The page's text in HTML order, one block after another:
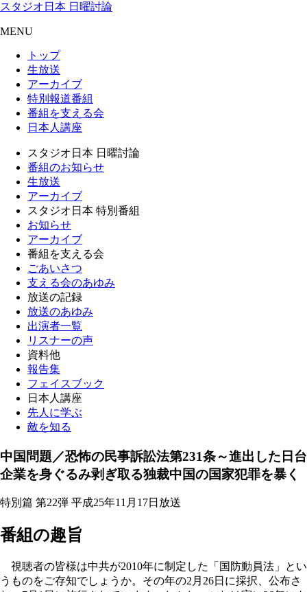
スタジオ日本 日曜討論
MENU
トップ
生放送
アーカイブ
特別報道番組
番組を支える会
日本人講座
スタジオ日本 日曜討論
番組のお知らせ
生放送
アーカイブ
スタジオ日本 特別番組
お知らせ
アーカイブ
番組を支える会
ごあいさつ
支える会のあゆみ
放送の記録
放送のあゆみ
出演者一覧
リスナーの声
資料他
報告集
フェイスブック
日本人講座
先人に学ぶ
敵を知る
中国問題／恐怖の民事訴訟法第231条～進出した日台
企業を身ぐるみ剥ぎ取る独裁中国の国家犯罪を暴く
特別篇 第22弾 平成25年11月17日放送
番組の趣旨
視聴者の皆様は中共が2010年に制定した「国防動員法」とい
うものをご存知でしょうか。その年の2月26日に採択、公布さ